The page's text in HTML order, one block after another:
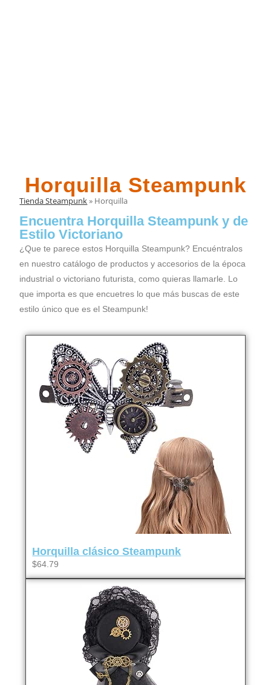
Horquilla Steampunk
Tienda Steampunk» Horquilla
Encuentra Horquilla Steampunk y de
Estilo Victoriano
¿Que te parece estos Horquilla Steampunk? Encuéntralos
en nuestro catálogo de productos y accesorios de la época
industrial o victoriano futurista, como quieras llamarle. Lo
que importa es que encuetres lo que más buscas de este
estilo único que es el Steampunk!
Horquilla clásico Steampunk
$64.79